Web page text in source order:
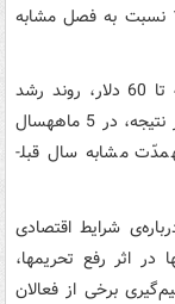
پرداخت‌های عمرانی دولت است، در زمستان 1393 نسبت به فصل مشابه
با توجه به قرار گرفتن قیمت نفت در محدوده 40 تا 60 دلار، روند رشد
منفی درآمد نفتی در سال جاری نیز ادامه یافت. در نتیجه، در 5 ماهه­سال
1394 درآمدهای نفتی دولت 26 درصد نسبت به­مدّت مشابه سال قبل­
شرایط اقتصادی
اثر رفع تحریم­ها،
برخی از فعالان